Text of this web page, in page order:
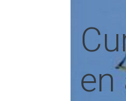
en